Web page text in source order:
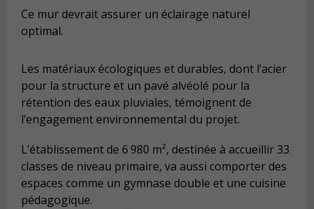
Ce mur devrait assurer un éclairage naturel
optimal.
Les matériaux écologiques et durables, dont l’acier
pour la structure et un pavé alvéolé pour la
rétention des eaux pluviales, témoignent de
l’engagement environnemental du projet.
L’établissement de 6 980 m², destinée à accueillir 33
classes de niveau primaire, va aussi comporter des
espaces comme un gymnase double et une cuisine
pédagogique.